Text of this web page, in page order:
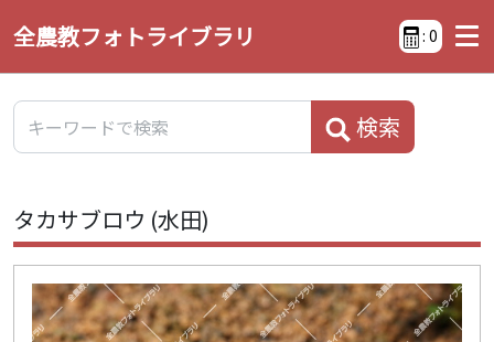
全農教フォトライブラリ : 0
検索
タカサブロウ (水田)